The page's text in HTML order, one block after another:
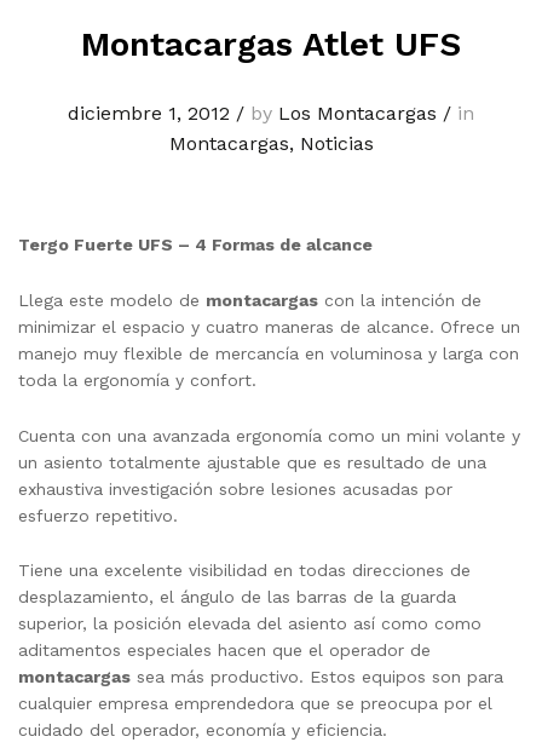
Montacargas Atlet UFS
diciembre 1, 2012 / by Los Montacargas / in
Montacargas, Noticias
Tergo Fuerte UFS – 4 Formas de alcance
Llega este modelo de montacargas con la intención de
minimizar el espacio y cuatro maneras de alcance. Ofrece un
manejo muy flexible de mercancía en voluminosa y larga con
toda la ergonomía y confort.
Cuenta con una avanzada ergonomía como un mini volante y
un asiento totalmente ajustable que es resultado de una
exhaustiva investigación sobre lesiones acusadas por
esfuerzo repetitivo.
Tiene una excelente visibilidad en todas direcciones de
desplazamiento, el ángulo de las barras de la guarda
superior, la posición elevada del asiento así como como
aditamentos especiales hacen que el operador de
montacargas sea más productivo. Estos equipos son para
cualquier empresa emprendedora que se preocupa por el
cuidado del operador, economía y eficiencia.